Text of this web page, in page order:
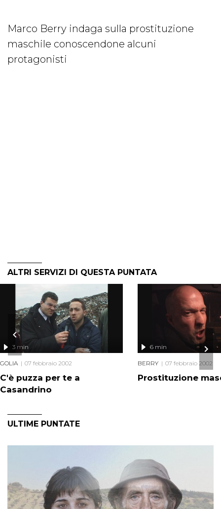
Marco Berry indaga sulla prostituzione
maschile conoscendone alcuni
protagonisti
ALTRI SERVIZI DI QUESTA PUNTATA
C'è puzza per te a
Casandrino
3 min
GOLIA 07 febbraio 2002
Prostituzione
6 min
BERRY 07 febbraio 2002
ULTIME PUNTATE